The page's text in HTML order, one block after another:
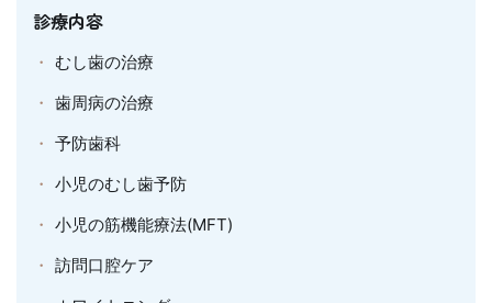
診療内容
むし歯の治療
歯周病の治療
予防歯科
小児のむし歯予防
小児の筋機能療法(MFT)
訪問口腔ケア